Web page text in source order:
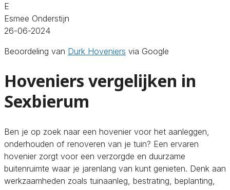
E
Esmee Onderstijn
26-06-2024
Beoordeling van Durk Hoveniers via Google
Hoveniers vergelijken in
Sexbierum
Ben je op zoek naar een hovenier voor het aanleggen,
onderhouden of renoveren van je tuin? Een ervaren
hovenier zorgt voor een verzorgde en duurzame
buitenruimte waar je jarenlang van kunt genieten. Denk aan
werkzaamheden zoals tuinaanleg, bestrating, beplanting,